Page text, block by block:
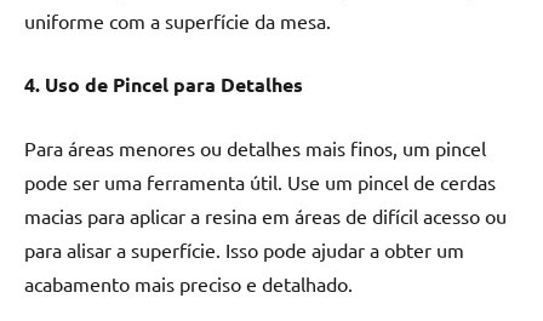
uniforme com a superfície da mesa.
4. Uso de Pincel para Detalhes
Para áreas menores ou detalhes mais finos, um pincel
pode ser uma ferramenta útil. Use um pincel de cerdas
macias para aplicar a resina em áreas de difícil acesso ou
para alisar a superfície. Isso pode ajudar a obter um
acabamento mais preciso e detalhado.